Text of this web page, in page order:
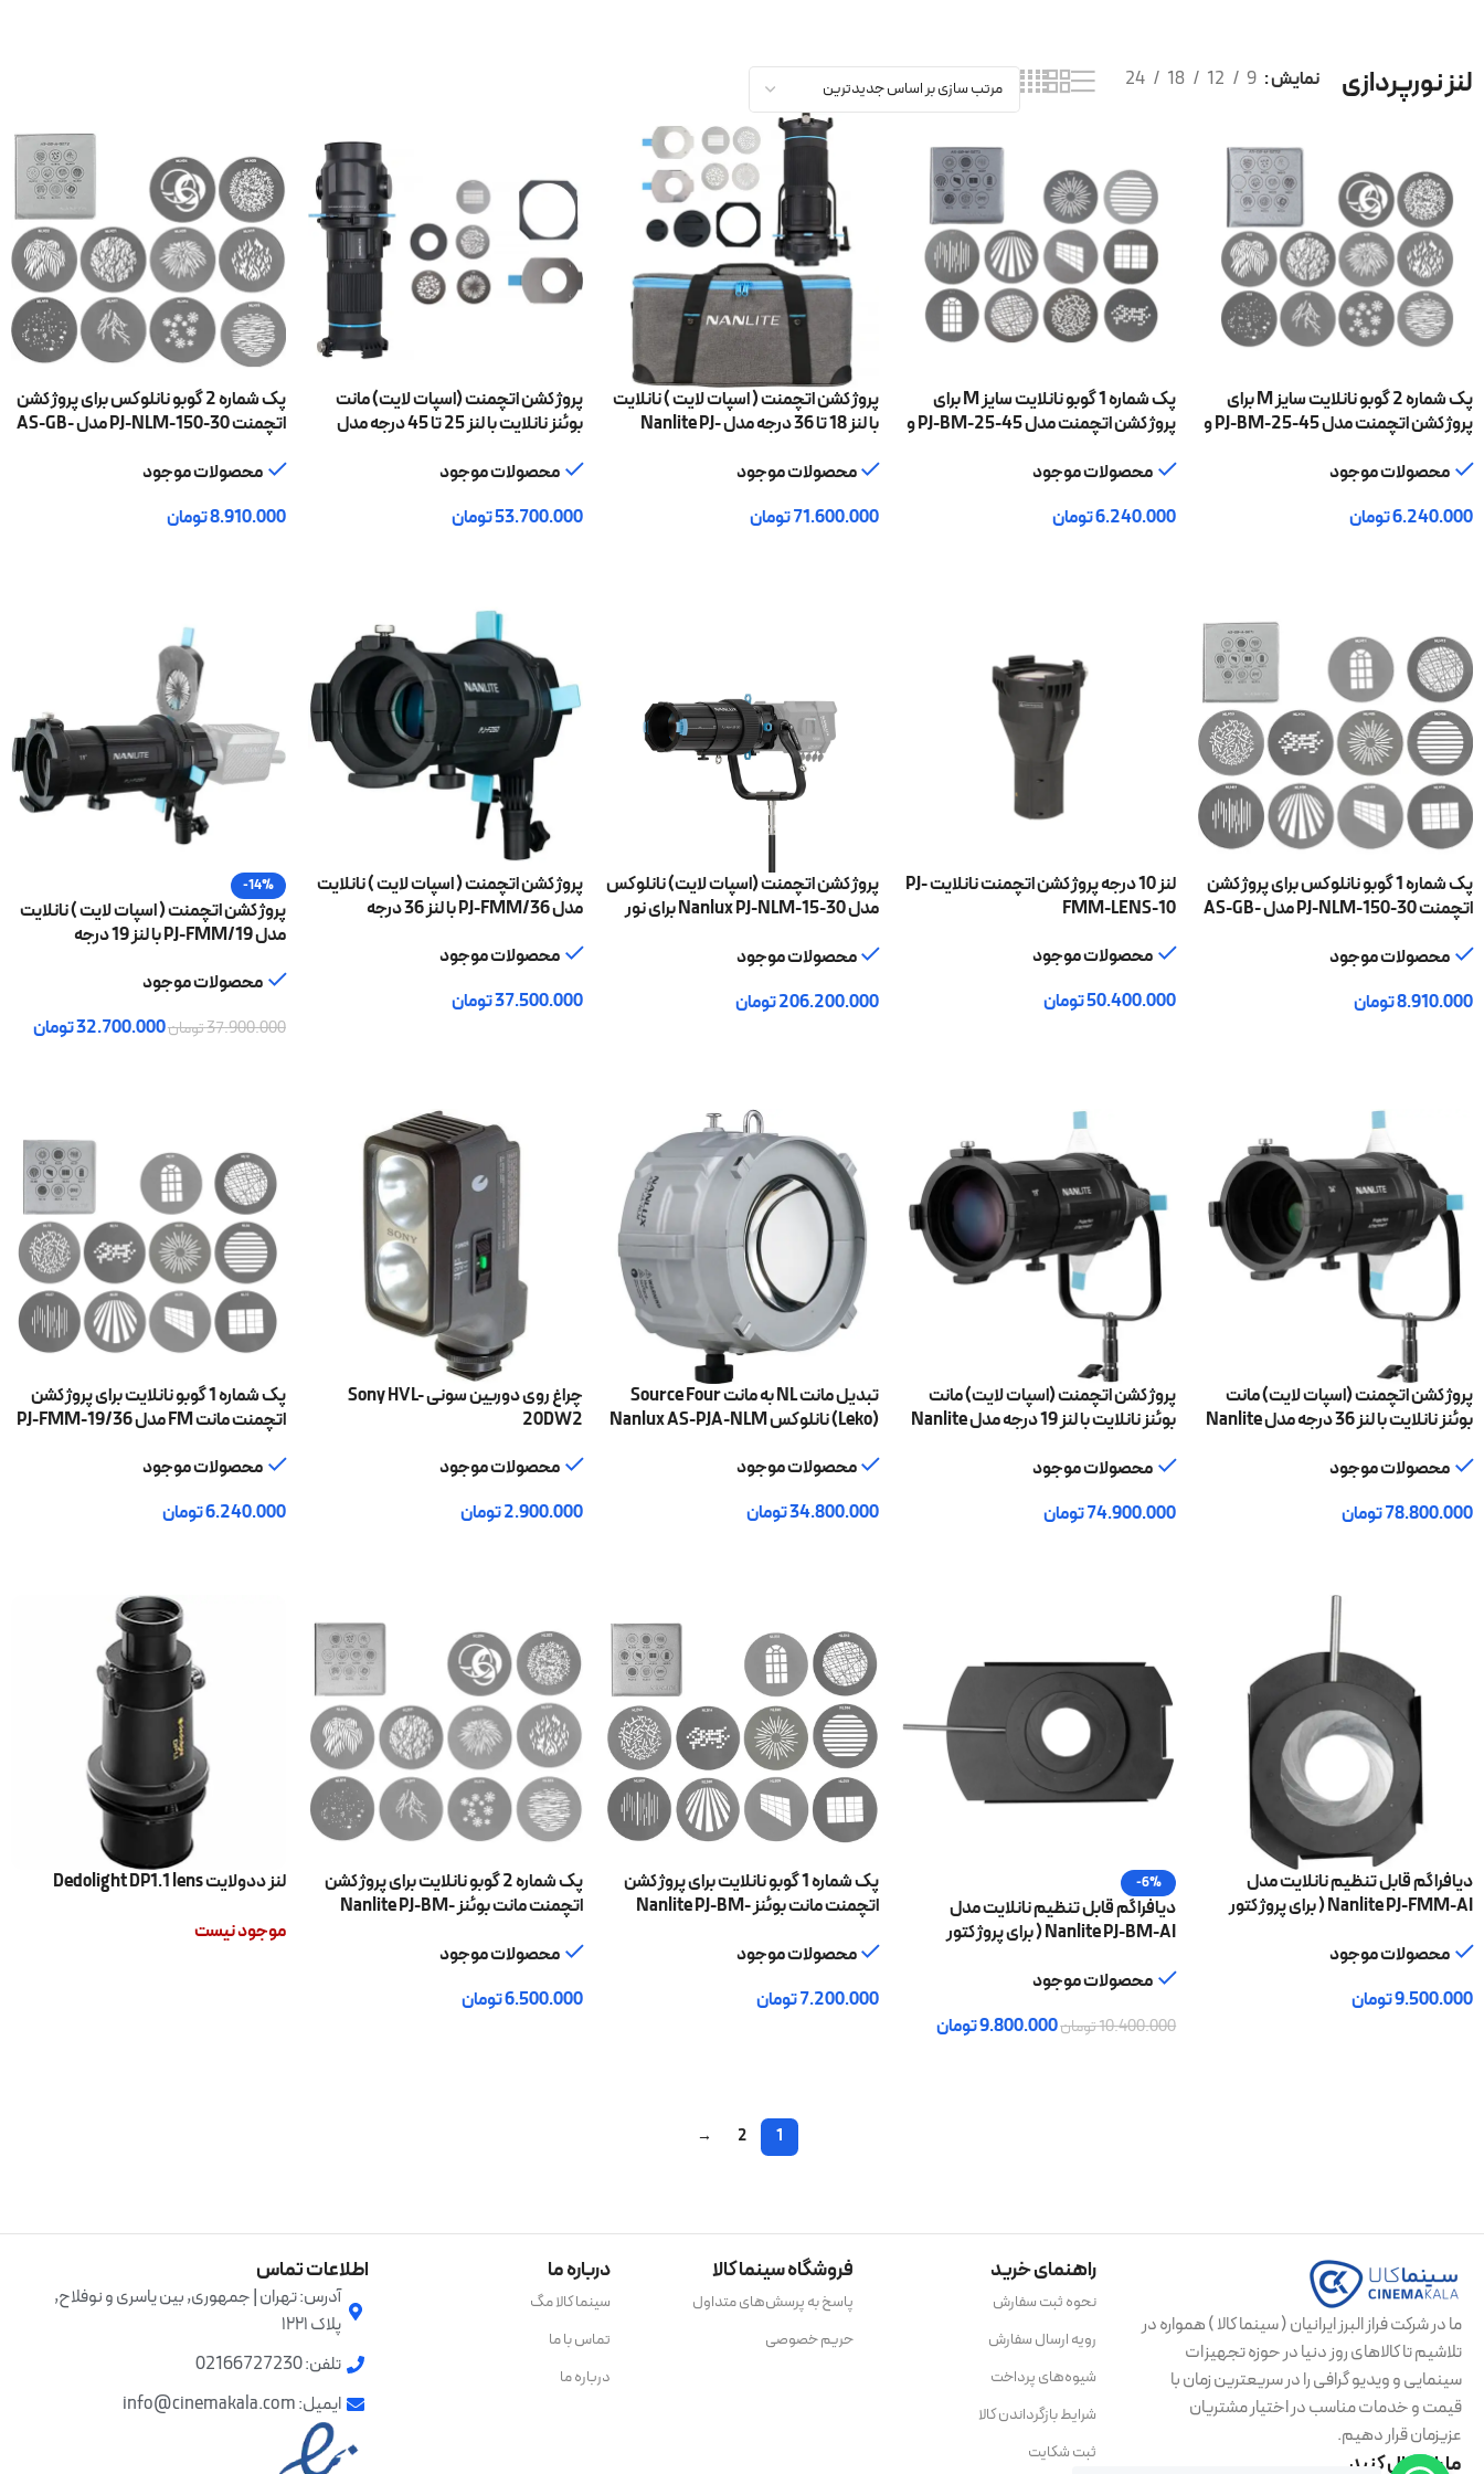
لنز نورپردازی نمایش 9
12
18
24
پک شماره 2 گوبو نانلایت سایز M برای
پروژکشن اتچمنت مدل PJ-BM-25-45 و
محصولات موجود
6.240.000تومان
پک شماره 1 گوبو نانلایت سایز M برای
پروژکشن اتچمنت مدل PJ-BM-25-45 و
محصولات موجود
6.240.000تومان
پروژکشن اتچمنت ( اسپات لایت ) نانلایت
با لنز 18 تا 36 درجه مدل Nanlite PJ-
محصولات موجود
71.600.000تومان
پروژکشن اتچمنت (اسپات لایت) مانت
بوئنز نانلایت با لنز 25 تا 45 درجه مدل
محصولات موجود
53.700.000تومان
پک شماره 2 گوبو نانلوکس برای پروژکشن
اتچمنت PJ-NLM-150-30 مدل AS-GB-
محصولات موجود
8.910.000تومان
پک شماره 1 گوبو نانلوکس برای پروژکشن
اتچمنت PJ-NLM-150-30 مدل AS-GB-
محصولات موجود
8.910.000تومان
لنز 10 درجه پروژکشن اتچمنت نانلایت PJ-
FMM-LENS-10
محصولات موجود
50.400.000تومان
پروژکشن اتچمنت (اسپات لایت) نانلوکس
مدل Nanlux PJ-NLM-15-30 برای نور
محصولات موجود
206.200.000تومان
پروژکشن اتچمنت ( اسپات لایت ) نانلایت
مدل PJ-FMM/36 با لنز 36 درجه
محصولات موجود
37.500.000تومان
-14%
پروژکشن اتچمنت ( اسپات لایت ) نانلایت
مدل PJ-FMM/19 با لنز 19 درجه
محصولات موجود
37.900.000تومان32.700.000تومان
پروژکشن اتچمنت (اسپات لایت) مانت
بوئنز نانلایت با لنز 36 درجه مدل Nanlite
محصولات موجود
78.800.000تومان
پروژکشن اتچمنت (اسپات لایت) مانت
بوئنز نانلایت با لنز 19 درجه مدل Nanlite
محصولات موجود
74.900.000تومان
تبدیل مانت NL به مانت Source Four
(Leko) نانلوکس Nanlux AS-PJA-NLM
محصولات موجود
34.800.000تومان
چراغ روی دوربین سونی Sony HVL-
20DW2
محصولات موجود
2.900.000تومان
پک شماره 1 گوبو نانلایت برای پروژکشن
اتچمنت مانت FM مدل PJ-FMM-19/36
محصولات موجود
6.240.000تومان
دیافراگم قابل تنظیم نانلایت مدل
Nanlite PJ-FMM-AI ( برای پروژکتور
محصولات موجود
9.500.000تومان
-6%
دیافراگم قابل تنظیم نانلایت مدل
Nanlite PJ-BM-AI ( برای پروژکتور
محصولات موجود
10.400.000تومان9.800.000تومان
پک شماره 1 گوبو نانلایت برای پروژکشن
اتچمنت مانت بوئنز Nanlite PJ-BM-
محصولات موجود
7.200.000تومان
پک شماره 2 گوبو نانلایت برای پروژکشن
اتچمنت مانت بوئنز Nanlite PJ-BM-
محصولات موجود
6.500.000تومان
لنز ددولايت Dedolight DP1.1 lens
موجود نیست
1
2
→
ما در شرکت فراز البرز ایرانیان ( سینما کالا ) همواره در
تلاشیم تا کالاهای روز دنیا در حوزه تجهیزات
سینمایی و ویدیو گرافی را در سریعترین زمان با
قیمت و خدمات مناسب در اختیار مشتریان
عزیزمان قرار دهیم.
ما را دنبال کنید
راهنمای خرید
نحوه ثبت سفارش
رویه ارسال سفارش
شیوه‌های پرداخت
شرایط بازگرداندن کالا
ثبت شکایت
فروشگاه سینما کالا
پاسخ به پرسش‌های متداول
حریم خصوصی
درباره ما
سینما کالا مگ
تماس با ما
درباره ما
اطلاعات تماس
آدرس: تهران | جمهوری, بین یاسری و نوفلاح,
پلاک ۱۲۲۱
تلفن: 02166727230
ایمیل: info@cinemakala.com